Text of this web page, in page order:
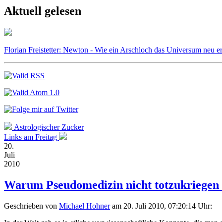
Aktuell gelesen
Florian Freistetter: Newton - Wie ein Arschloch das Universum neu
Astrologischer Zucker
Links am Freitag
20.
Juli
2010
Warum Pseudomedizin nicht totzukriegen
Geschrieben von Michael Hohneram 20. Juli 2010, 07:20:14 Uhr: